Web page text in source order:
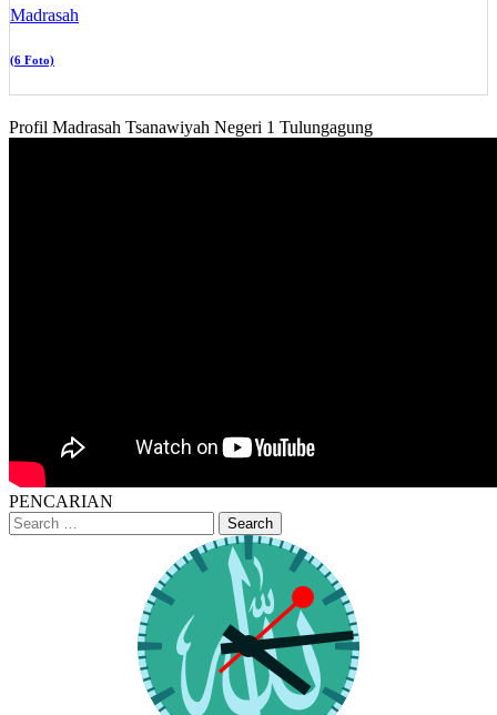
Madrasah
(6 Foto)
Profil Madrasah Tsanawiyah Negeri 1 Tulungagung
PENCARIAN